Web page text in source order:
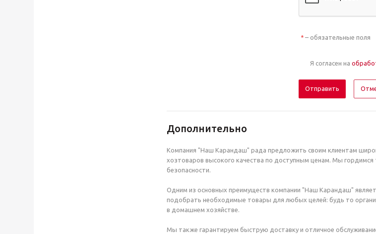
*– обязательные поля
Я согласен на
Дополнительно
Компания "Наш Карандаш" рада предложить своим клиентам
хозтоваров высокого качества по доступным ценам. Мы
безопасности.
Одним из основных преимуществ компании "Наш Карандаш"
подобрать необходимые товары для любых целей: будь то
в домашнем хозяйстве.
Мы также гарантируем быструю доставку и отличное